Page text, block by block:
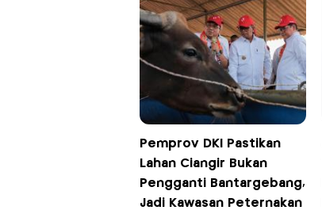
Pemprov DKI Pastikan
Lahan Ciangir Bukan
Pengganti Bantargebang,
Jadi Kawasan Peternakan